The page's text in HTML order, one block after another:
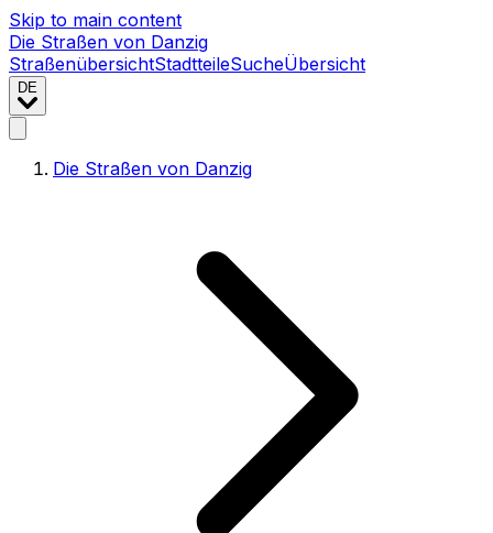
Skip to main content
Die Straßen von Danzig
StraßenübersichtStadtteileSucheÜbersicht
DE
Die Straßen von Danzig